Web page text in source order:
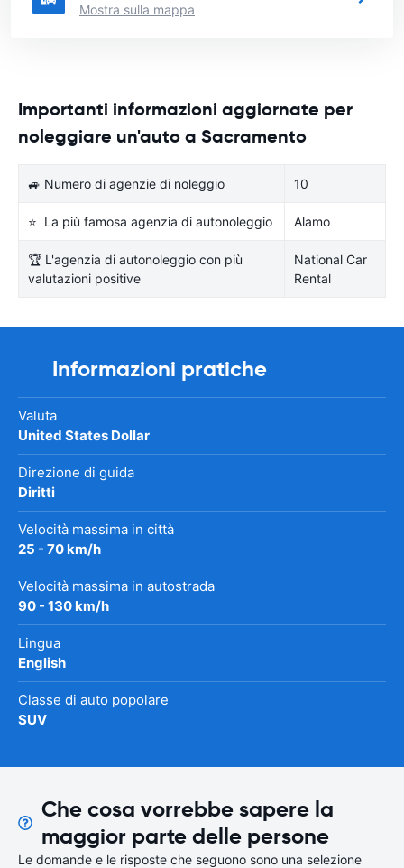
Mostra sulla mappa
Importanti informazioni aggiornate per
noleggiare un'auto a Sacramento
🚙 Numero di agenzie di noleggio 10
⭐ La più famosa agenzia di autonoleggio Alamo
🏆 L'agenzia di autonoleggio con più
valutazioni positive
National Car
Rental
Informazioni pratiche
Valuta
United States Dollar
Direzione di guida
Diritti
Velocità massima in città
25 - 70 km/h
Velocità massima in autostrada
90 - 130 km/h
Lingua
English
Classe di auto popolare
SUV
Che cosa vorrebbe sapere la
maggior parte delle persone
Le domande e le risposte che seguono sono una selezione